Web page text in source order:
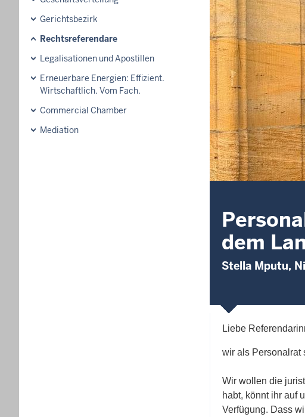
Gerichtsbezirk
Rechtsreferendare
Legalisationen und Apostillen
Erneuerbare Energien: Effizient.
Wirtschaftlich. Vom Fach.
Commercial Chamber
Mediation
dem
Stella Mputu,
Liebe
wir als Personalrat
Wir wollen die
habt, könnt ihr auf
Verfügung. Dass